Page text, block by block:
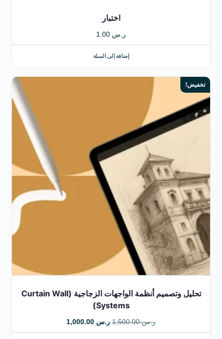
اختبار
ر.س
إضافة إلى السلة
تخفيض!
تحليل وتصميم أنظمة الواجهات الزجاجية (Curtain Wall
Systems)
ر.س1,500.00 ر.س